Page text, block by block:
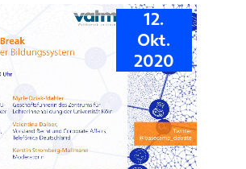
12.
Okt.
2020